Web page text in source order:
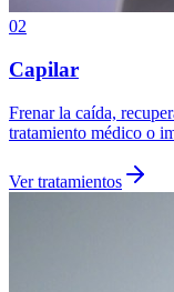
02
Capilar
Frenar la caída,
tratamiento médico o
Ver tratamientos